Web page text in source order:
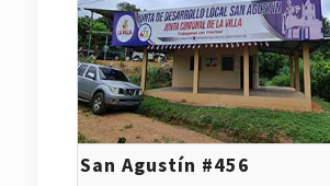
San Agustín #456